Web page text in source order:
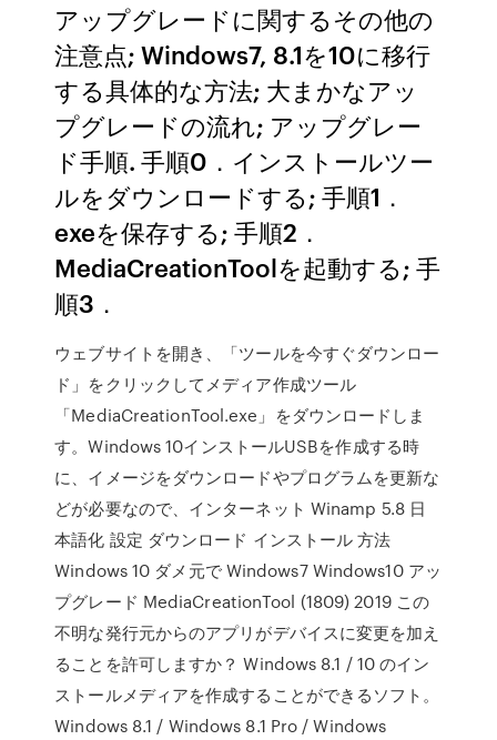
アップグレードに関するその他の
注意点; Windows7, 8.1を10に移行
する具体的な方法; 大まかなアッ
プグレードの流れ; アップグレー
ド手順. 手順0．インストールツー
ルをダウンロードする; 手順1．
exeを保存する; 手順2．
MediaCreationToolを起動する; 手
順3．
ウェブサイトを開き、「ツールを今すぐダウンロー
ド」をクリックしてメディア作成ツール
「MediaCreationTool.exe」をダウンロードしま
す。Windows 10インストールUSBを作成する時
に、イメージをダウンロードやプログラムを更新な
どが必要なので、インターネット Winamp 5.8 日
本語化 設定 ダウンロード インストール 方法
Windows 10 ダメ元で Windows7 Windows10 アッ
プグレード MediaCreationTool (1809) 2019 この
不明な発行元からのアプリがデバイスに変更を加え
ることを許可しますか？ Windows 8.1 / 10 のイン
ストールメディアを作成することができるソフト。
Windows 8.1 / Windows 8.1 Pro / Windows